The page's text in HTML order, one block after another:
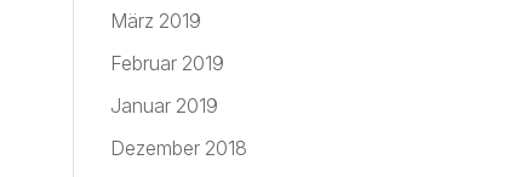
März 2019
Februar 2019
Januar 2019
Dezember 2018